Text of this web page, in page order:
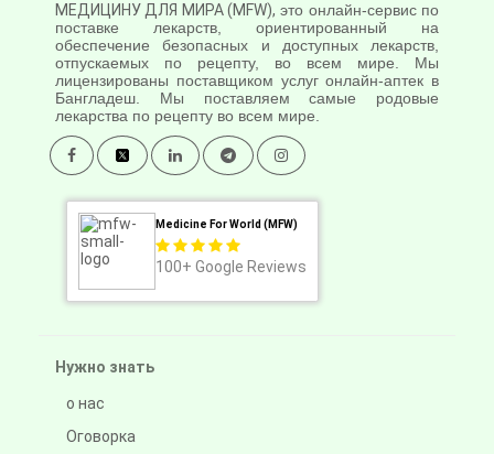
МЕДИЦИНУ ДЛЯ МИРА (MFW), это онлайн-сервис по
поставке лекарств, ориентированный на
обеспечение безопасных и доступных лекарств,
отпускаемых по рецепту, во всем мире. Мы
лицензированы поставщиком услуг онлайн-аптек в
Бангладеш. Мы поставляем самые родовые
лекарства по рецепту во всем мире.
Medicine For World (MFW)
100+ Google Reviews
Нужно знать
о нас
Оговорка